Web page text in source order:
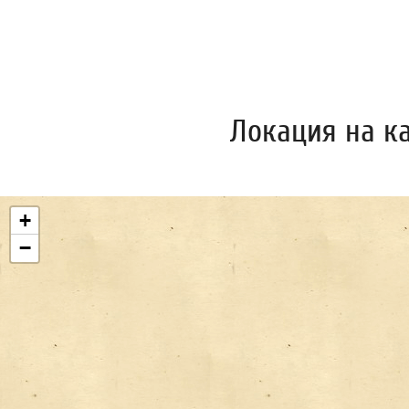
Локация на
+
−